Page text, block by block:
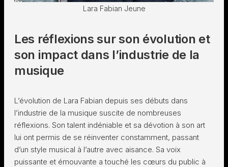
Lara Fabian Jeune
Les réflexions sur son évolution et
son impact dans l’industrie de la
musique
L’évolution de Lara Fabian depuis ses débuts dans
l’industrie de la musique suscite de nombreuses
réflexions. Son talent indéniable et sa dévotion à son art
lui ont permis de se réinventer constamment, passant
d’un style musical à l’autre avec aisance. Sa voix
puissante et émouvante a touché les cœurs du public à